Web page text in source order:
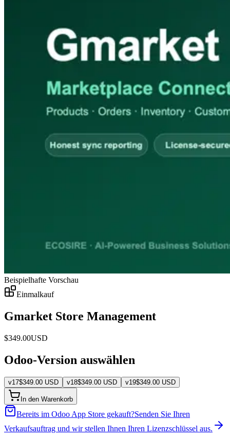
Beispielhafte Vorschau
Einmalkauf
Gmarket Store Management
$349.00USD
Odoo-Version auswählen
v17$349.00 USD v18$349.00 USD v19$349.00 USD
In den Warenkorb
Bereits im Odoo App Store gekauft?Senden Sie Ihren
Verkaufsauftrag und wir stellen Ihnen Ihren Lizenzschlüssel aus.